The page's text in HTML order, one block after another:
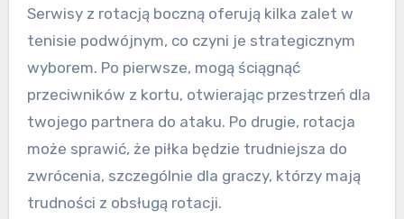
Serwisy z rotacją boczną oferują kilka zalet w
tenisie podwójnym, co czyni je strategicznym
wyborem. Po pierwsze, mogą ściągnąć
przeciwników z kortu, otwierając przestrzeń dla
twojego partnera do ataku. Po drugie, rotacja
może sprawić, że piłka będzie trudniejsza do
zwrócenia, szczególnie dla graczy, którzy mają
trudności z obsługą rotacji.